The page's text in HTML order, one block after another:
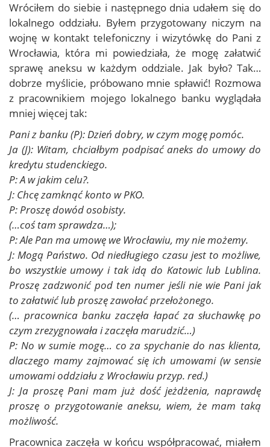
Wróciłem do siebie i następnego dnia udałem się do
lokalnego oddziału. Byłem przygotowany niczym na
wojnę w kontakt telefoniczny i wizytówkę do Pani z
Wrocławia, która mi powiedziała, że mogę załatwić
sprawę aneksu w każdym oddziale. Jak było? Tak…
dobrze myślicie, próbowano mnie spławić! Rozmowa
z pracownikiem mojego lokalnego banku wyglądała
mniej więcej tak:
Pani z banku (P): Dzień dobry, w czym mogę pomóc.
Ja (J): Witam, chciałbym podpisać aneks do umowy do
kredytu studenckiego.
P: A w jakim celu?.
J: Chcę zamknąć konto w PKO.
P: Proszę dowód osobisty.
(…coś tam sprawdza…);
P: Ale Pan ma umowę we Wrocławiu, my nie możemy.
J: Mogą Państwo. Od niedługiego czasu jest to możliwe,
bo wszystkie umowy i tak idą do Katowic lub Lublina.
Proszę zadzwonić pod ten numer jeśli nie wie Pani jak
to załatwić lub proszę zawołać przełożonego.
(… pracownica banku zaczęła łapać za słuchawkę po
czym zrezygnowała i zaczęła marudzić…)
P: No w sumie mogę… co za spychanie do nas klienta,
dlaczego mamy zajmować się ich umowami (w sensie
umowami oddziału z Wrocławiu przyp. red.)
J: Ja proszę Pani mam już dość jeżdżenia, naprawdę
proszę o przygotowanie aneksu, wiem, że mam taką
możliwość.
Pracownica zaczęła w końcu współpracować, miałem